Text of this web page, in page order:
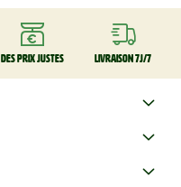
Des prix justes Livraison 7J/7